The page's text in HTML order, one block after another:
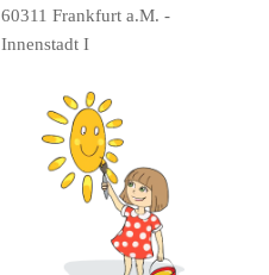
60311 Frankfurt a.M. -
Innenstadt I